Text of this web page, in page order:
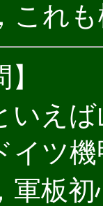
これも
えば
イツ
板初